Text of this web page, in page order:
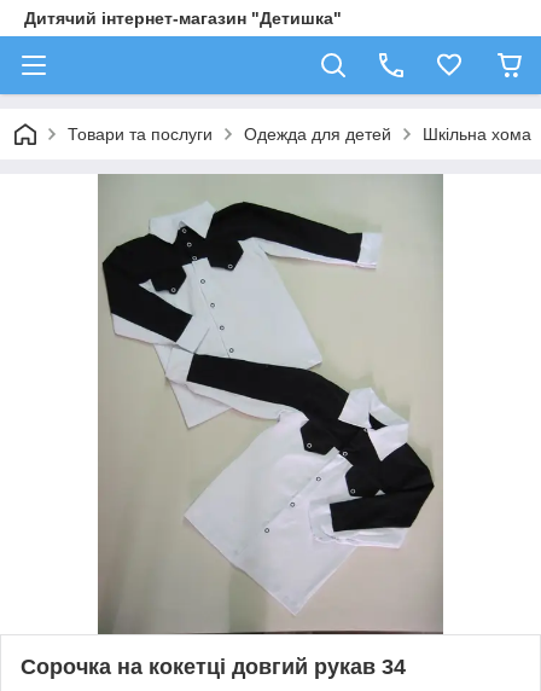
Дитячий інтернет-магазин "Детишка"
Товари та послуги Одежда для детей Шкільна хома
Сорочка на кокетці довгий рукав 34